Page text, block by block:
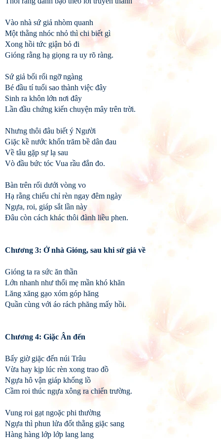
Vào nhà sứ giả nhòm quanh
Một thằng nhóc nhỏ thì chi biết gì
Xong hồi tức giận bỏ đi
Gióng rằng hạ giọng ra uy rõ ràng.
Sứ giả bối rối ngỡ ngàng
Bé đầu tí tuổi sao thành việc đây
Sinh ra khôn lớn nơi đây
Lần đầu chứng kiến chuyện mây trên trời.
Nhưng thôi đâu biết ý Người
Giặc kề nước khốn trăm bề dân đau
Về tâu gặp sự lạ sau
Vò đầu bức tóc Vua rầu đắn đo.
Bàn trên rối dưới vòng vo
Hạ rằng chiếu chỉ rèn ngay đêm ngày
Ngựa, roi, giáp sắt lần này
Đâu còn cách khác thôi đành liều phen.
Chương 3: Ở nhà Gióng, sau khi sứ giả về
Gióng ta ra sức ăn thần
Lớn nhanh như thổi mẹ mần khó khăn
Lăng xăng gạo xóm góp hăng
Quần cùng với áo rách phăng mấy hồi.
Chương 4: Giặc Ân đến
Bấy giờ giặc đến núi Trâu
Vừa hay kịp lúc rèn xong trao đồ
Ngựa hô vận giáp khổng lồ
Cầm roi thúc ngựa xông ra chiến trường.
Vung roi gạt ngoặc phi thường
Ngựa thì phun lửa đốt thằng giặc sang
Hàng hàng lớp lớp lang lang